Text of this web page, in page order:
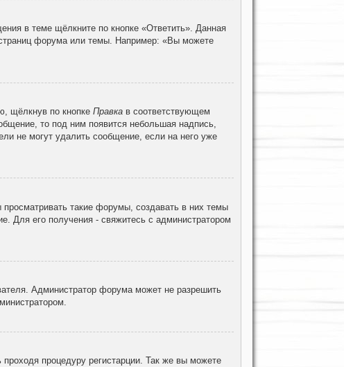
в теме щёлкните по кнопке «Ответить». Данная
страниц форума или темы. Например: «Вы можете
щёлкнув по кнопке Правкав соответствующем
то под ним появится небольшая надпись,
не могут удалить сообщение, если на него уже
такие форумы, создавать в них темы
Для его получения - свяжитесь с администратором
Администратор форума может не разрешить
процедуру регистарции. Так же вы можете